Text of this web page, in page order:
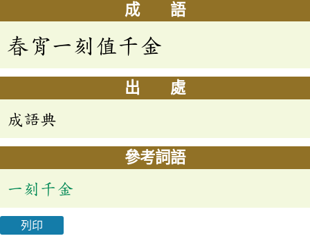
成 語
春宵一刻值千金
出 處
成語典
參考詞語
一刻千金
列印